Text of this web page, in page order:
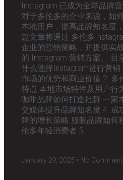
Instagram 已成为全球品牌
对于多伦多的企业来说，如
本地用户，提高品牌知名度
篇文章将通过 多伦多
企业的营销策略，并提供实
的 Instagram 营销方案。 目
什么选择Instagram进行营
市场的优势和商业价值 2. 多
特点 本地市场特性及用户行
咖啡品牌如何打造社群 一家
交媒体提升品牌知名度 4. 成
牌的增长策略 服装品牌如何
伦多年轻消费者 5.
January 29, 2025 No